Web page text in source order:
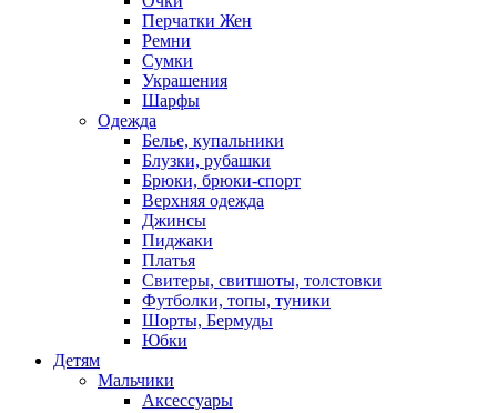
Перчатки Жен
Ремни
Сумки
Украшения
Шарфы
Одежда
Белье, купальники
Блузки, рубашки
Брюки, брюки-спорт
Верхняя одежда
Джинсы
Пиджаки
Платья
Свитеры, свитшоты, толстовки
Футболки, топы, туники
Шорты, Бермуды
Юбки
Детям
Мальчики
Аксессуары